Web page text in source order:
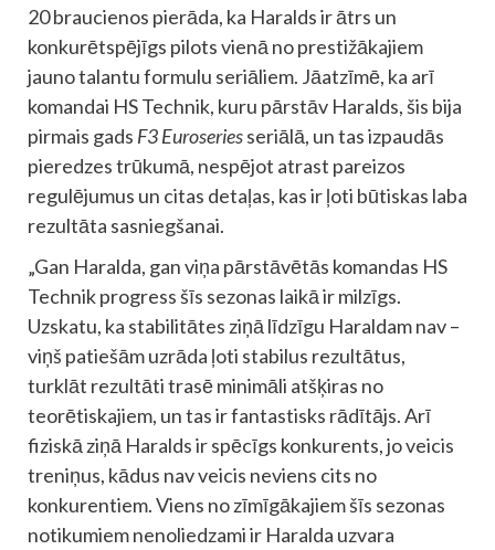
20 braucienos pierāda, ka Haralds ir ātrs un
konkurētspējīgs pilots vienā no prestižākajiem
jauno talantu formulu seriāliem. Jāatzīmē, ka arī
komandai HS Technik, kuru pārstāv Haralds, šis bija
pirmais gads F3 Euroseriesseriālā, un tas izpaudās
pieredzes trūkumā, nespējot atrast pareizos
regulējumus un citas detaļas, kas ir ļoti būtiskas laba
rezultāta sasniegšanai.
„Gan Haralda, gan viņa pārstāvētās komandas HS
Technik progress šīs sezonas laikā ir milzīgs.
Uzskatu, ka stabilitātes ziņā līdzīgu Haraldam nav –
viņš patiešām uzrāda ļoti stabilus rezultātus,
turklāt rezultāti trasē minimāli atšķiras no
teorētiskajiem, un tas ir fantastisks rādītājs. Arī
fiziskā ziņā Haralds ir spēcīgs konkurents, jo veicis
treniņus, kādus nav veicis neviens cits no
konkurentiem. Viens no zīmīgākajiem šīs sezonas
notikumiem nenoliedzami ir Haralda uzvara